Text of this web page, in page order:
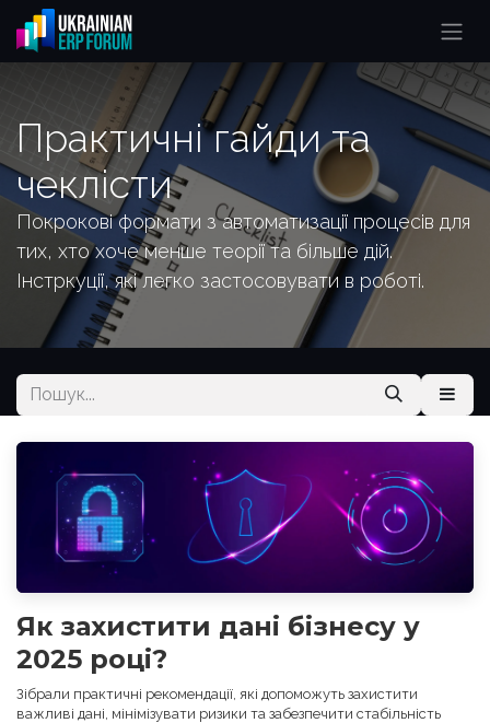
Skip to Content
Практичні гайди та
чеклісти
Покрокові формати з автоматизації процесів для
тих, хто хоче менше теорії та більше дій.
Інстркуції, які легко застосовувати в роботі.
Як захистити дані бізнесу у
2025 році?
Зібрали практичні рекомендації, які допоможуть захистити
важливі дані, мінімізувати ризики та забезпечити стабільність